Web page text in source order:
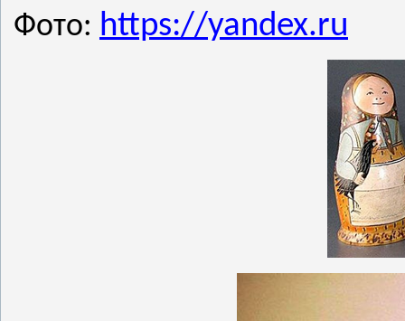
Фото: https://yandex.ru